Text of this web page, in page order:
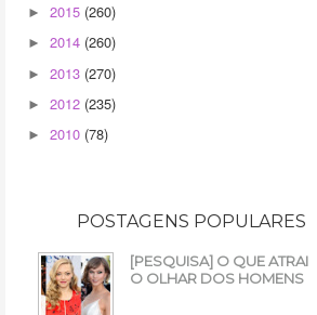
► 2015 (260)
► 2014 (260)
► 2013 (270)
► 2012 (235)
► 2010 (78)
POSTAGENS POPULARES
[PESQUISA] O QUE ATRAI
O OLHAR DOS HOMENS